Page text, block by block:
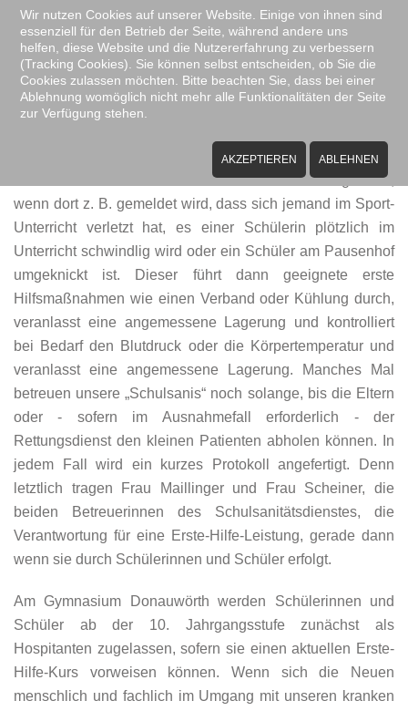
Zum Hauptinhalt springen
Schulsanitätsdienst
Der Schulsanitätsdienst wird vom Sekretariat gerufen,
wenn dort z. B. gemeldet wird, dass sich jemand im Sport-
Unterricht verletzt hat, es einer Schülerin plötzlich im
Unterricht schwindlig wird oder ein Schüler am Pausenhof
umgeknickt ist. Dieser führt dann geeignete erste
Hilfsmaßnahmen wie einen Verband oder Kühlung durch,
veranlasst eine angemessene Lagerung und kontrolliert
bei Bedarf den Blutdruck oder die Körpertemperatur und
veranlasst eine angemessene Lagerung. Manches Mal
betreuen unsere „Schulsanis“ noch solange, bis die Eltern
oder - sofern im Ausnahmefall erforderlich - der
Rettungsdienst den kleinen Patienten abholen können. In
jedem Fall wird ein kurzes Protokoll angefertigt. Denn
letztlich tragen Frau Maillinger und Frau Scheiner, die
beiden Betreuerinnen des Schulsanitätsdienstes, die
Verantwortung für eine Erste-Hilfe-Leistung, gerade dann
wenn sie durch Schülerinnen und Schüler erfolgt.
Am Gymnasium Donauwörth werden Schülerinnen und
Schüler ab der 10. Jahrgangsstufe zunächst als
Hospitanten zugelassen, sofern sie einen aktuellen Erste-
Hilfe-Kurs vorweisen können. Wenn sich die Neuen
menschlich und fachlich im Umgang mit unseren kranken
Wir nutzen Cookies auf unserer Website. Einige von ihnen sind
essenziell für den Betrieb der Seite, während andere uns
helfen, diese Website und die Nutzererfahrung zu verbessern
(Tracking Cookies). Sie können selbst entscheiden, ob Sie die
Cookies zulassen möchten. Bitte beachten Sie, dass bei einer
Ablehnung womöglich nicht mehr alle Funktionalitäten der Seite
zur Verfügung stehen.
AKZEPTIEREN ABLEHNEN